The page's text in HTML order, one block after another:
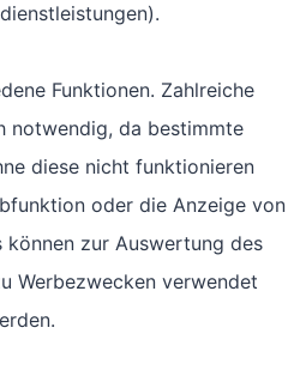
Funktionen. Zahlreiche
notwendig, da bestimmte
diese nicht funktionieren
oder die Anzeige von
zur Auswertung des
Werbezwecken verwendet